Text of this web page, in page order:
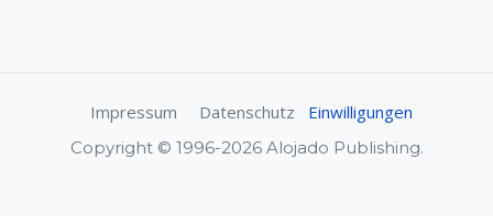
Impressum Datenschutz Einwilligungen
Copyright © 1996-2026 Alojado Publishing.